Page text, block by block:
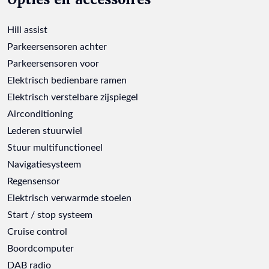
Hill assist
Parkeersensoren achter
Parkeersensoren voor
Elektrisch bedienbare ramen
Elektrisch verstelbare zijspiegel
Airconditioning
Lederen stuurwiel
Stuur multifunctioneel
Navigatiesysteem
Regensensor
Elektrisch verwarmde stoelen
Start / stop systeem
Cruise control
Boordcomputer
DAB radio